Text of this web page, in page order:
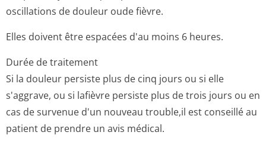
oscillations de douleur oude fièvre.
Elles doivent être espacées d'au moins 6 heures.
Durée de traitement
Si la douleur persiste plus de cinq jours ou si elle
s'aggrave, ou si lafièvre persiste plus de trois jours ou en
cas de survenue d'un nouveau trouble,il est conseillé au
patient de prendre un avis médical.